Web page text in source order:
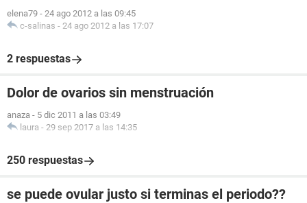
elena79 - 24 ago 2012 a las 09:45
c-salinas - 24 ago 2012 a las 17:07
2 respuestas
Dolor de ovarios sin menstruación
anaza - 5 dic 2011 a las 03:49
laura - 29 sep 2017 a las 14:35
250 respuestas
se puede ovular justo si terminas el periodo??